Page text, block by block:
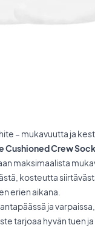
– mukavuutta ja
Cushioned Crew
maksimaalista
kosteutta
erien aikana.
ja
tarjoaa hyvän tuen